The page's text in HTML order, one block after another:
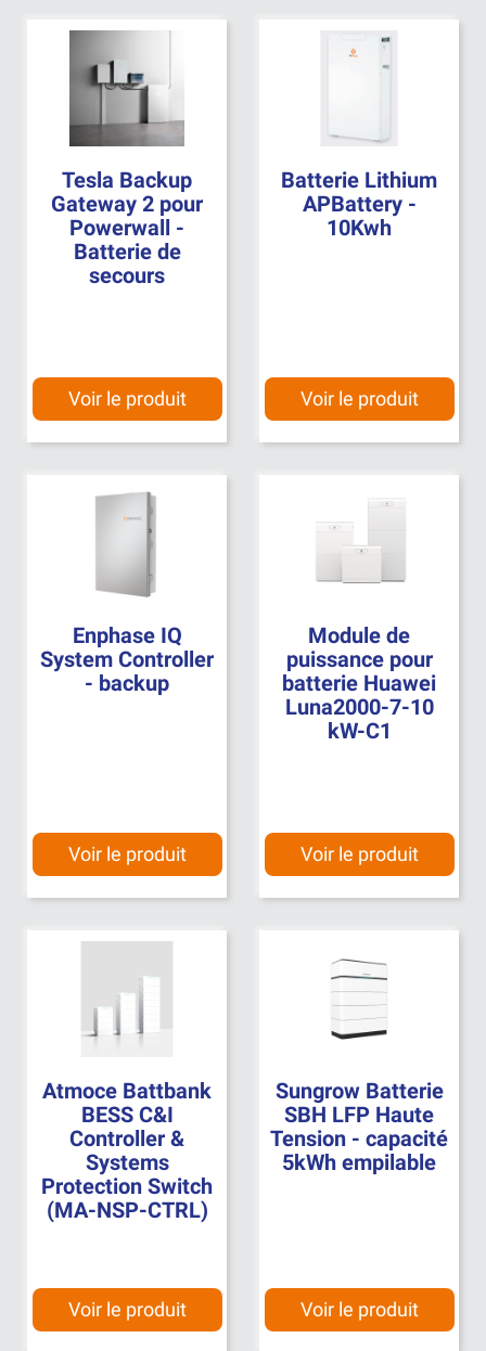
Tesla Backup
Gateway 2 pour
Powerwall -
Batterie de
secours
Voir le produit
Batterie Lithium
APBattery -
10Kwh
Voir le produit
Enphase IQ
System Controller
- backup
Voir le produit
Module de
puissance pour
batterie Huawei
Luna2000-7-10
kW-C1
Voir le produit
Atmoce Battbank
BESS C&I
Controller &
Systems
Protection Switch
(MA-NSP-CTRL)
Voir le produit
Sungrow Batterie
SBH LFP Haute
Tension - capacité
5kWh empilable
Voir le produit